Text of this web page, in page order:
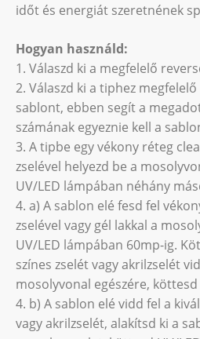
időt és energiát szeretnének
Hogyan használd:
1. Válaszd ki a megfelelő
2. Válaszd ki a tiphez
sablont, ebben segít a
számának egyeznie kell a
3. A tipbe egy vékony réteg
zselével helyezd be a
UV/LED lámpában néhány
4. a) A sablon elé fesd fel
zselével vagy gél lakkal a
UV/LED lámpában 60mp-ig.
színes zselét vagy akrilzselét
mosolyvonal egészére, köttesd
4. b) A sablon elé vidd fel a
vagy akrilzselét, alakítsd ki a